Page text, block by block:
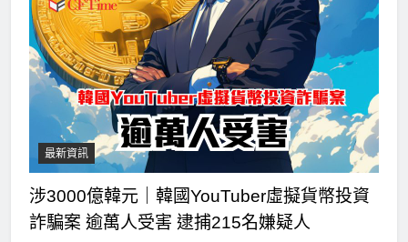
最新資訊
涉3000億韓元｜韓國YouTuber虛擬貨幣投資
詐騙案 逾萬人受害 逮捕215名嫌疑人